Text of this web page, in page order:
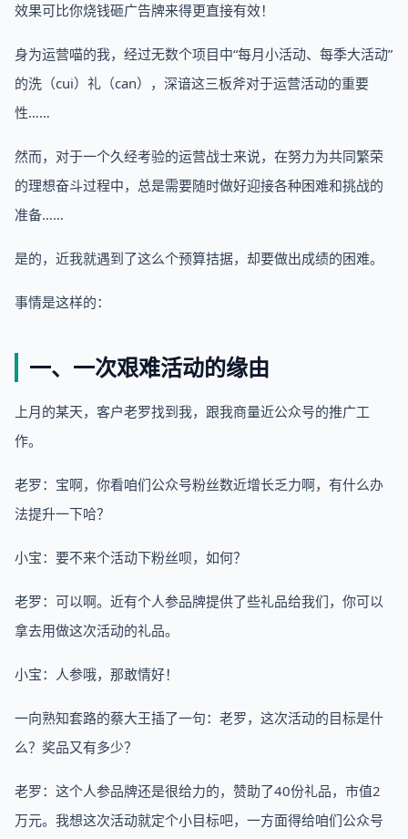
效果可比你烧钱砸广告牌来得更直接有效！
身为运营喵的我，经过无数个项目中“每月小活动、每季大活动”
的洗（cui）礼（can），深谙这三板斧对于运营活动的重要
性……
然而，对于一个久经考验的运营战士来说，在努力为共同繁荣
的理想奋斗过程中，总是需要随时做好迎接各种困难和挑战的
准备……
是的，近我就遇到了这么个预算拮据，却要做出成绩的困难。
事情是这样的：
一、一次艰难活动的缘由
上月的某天，客户老罗找到我，跟我商量近公众号的推广工
作。
老罗：宝啊，你看咱们公众号粉丝数近增长乏力啊，有什么办
法提升一下哈？
小宝：要不来个活动下粉丝呗，如何？
老罗：可以啊。近有个人参品牌提供了些礼品给我们，你可以
拿去用做这次活动的礼品。
小宝：人参哦，那敢情好！
一向熟知套路的蔡大王插了一句：老罗，这次活动的目标是什
么？奖品又有多少？
老罗：这个人参品牌还是很给力的，赞助了40份礼品，市值2
万元。我想这次活动就定个小目标吧，一方面得给咱们公众号